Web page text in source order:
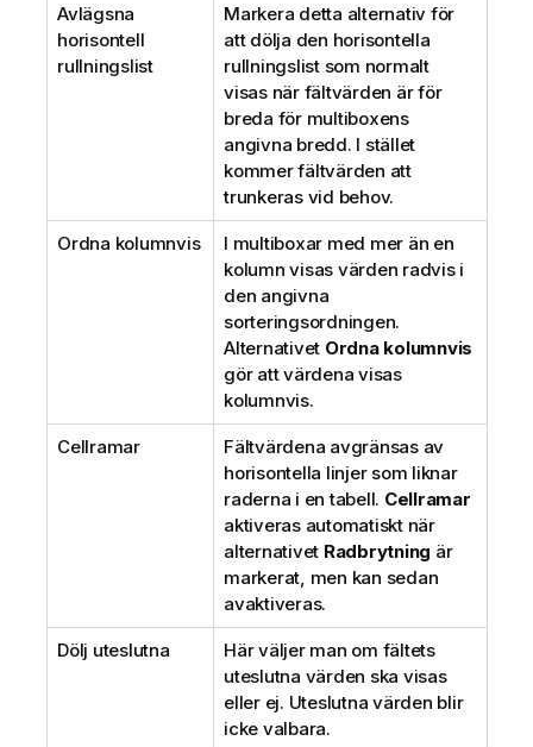
Avlägsna
horisontell
rullningslist
Markera detta alternativ för
att dölja den horisontella
rullningslist som normalt
visas när fältvärden är för
breda för multiboxens
angivna bredd. I stället
kommer fältvärden att
trunkeras vid behov.
Ordna kolumnvis
I multiboxar med mer än en
kolumn visas värden radvis i
den angivna
sorteringsordningen.
Alternativet Ordna kolumnvis
gör att värdena visas
kolumnvis.
Cellramar
Fältvärdena avgränsas av
horisontella linjer som liknar
raderna i en tabell. Cellramar
aktiveras automatiskt när
alternativet Radbrytning är
markerat, men kan sedan
avaktiveras.
Dölj uteslutna
Här väljer man om fältets
uteslutna värden ska visas
eller ej. Uteslutna värden blir
icke valbara.